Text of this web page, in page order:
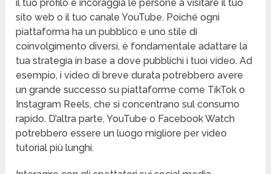
il tuo profilo e incoraggia le persone a visitare il tuo
sito web o il tuo canale YouTube. Poiché ogni
piattaforma ha un pubblico e uno stile di
coinvolgimento diversi, è fondamentale adattare la
tua strategia in base a dove pubblichi i tuoi video. Ad
esempio, i video di breve durata potrebbero avere
un grande successo su piattaforme come TikTok o
Instagram Reels, che si concentrano sul consumo
rapido. D’altra parte, YouTube o Facebook Watch
potrebbero essere un luogo migliore per video
tutorial più lunghi.